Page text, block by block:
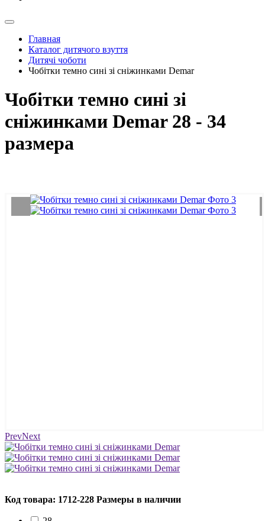
Главная
Каталог дитячого взуття
Дитячі чоботи
Чобітки темно сині зі сніжинками Demar
Чобітки темно сині зі
сніжинками Demar 28 - 34
размера
PrevNext
Код товара: 1712-228 Размеры в наличии